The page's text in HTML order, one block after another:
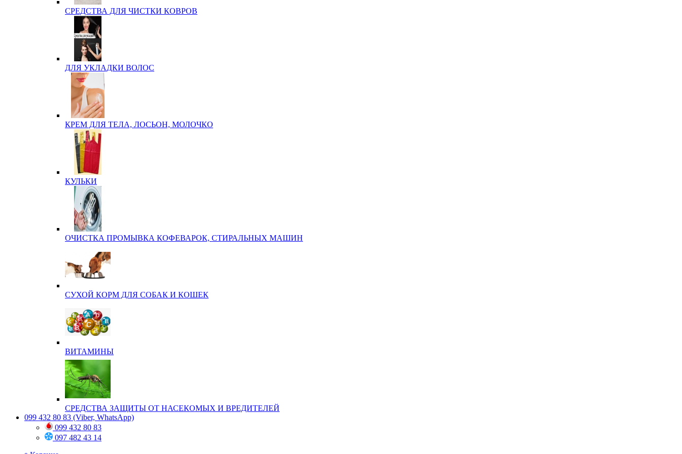
СРЕДСТВА ДЛЯ ЧИСТКИ КОВРОВ
ДЛЯ УКЛАДКИ ВОЛОС
КРЕМ ДЛЯ ТЕЛА, ЛОСЬОН, МОЛОЧКО
КУЛЬКИ
ОЧИСТКА ПРОМЫВКА КОФЕВАРОК, СТИРАЛЬНЫХ МАШИН
СУХОЙ КОРМ ДЛЯ СОБАК И КОШЕК
ВИТАМИНЫ
СРЕДСТВА ЗАЩИТЫ ОТ НАСЕКОМЫХ И ВРЕДИТЕЛЕЙ
099 432 80 83 (Viber, WhatsApp)
099 432 80 83
097 482 43 14